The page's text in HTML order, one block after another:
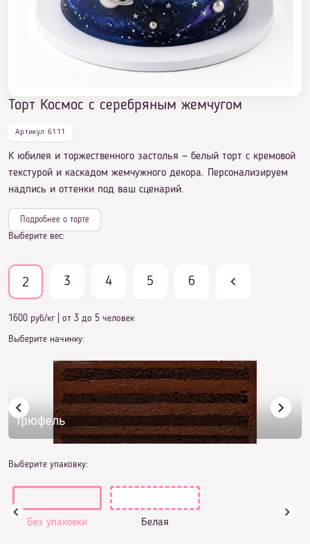
Торт Космос с серебряным жемчугом
Торт Космос с серебряным жемчугом
Артикул 6111
К юбилея и торжественного застолья — белый торт с кремовой
текстурой и каскадом жемчужного декора. Персонализируем
надпись и оттенки под ваш сценарий.
Подробнее о торте
Выберите вес:
2 3 4 5 6
1600 руб/кг от 3 до 5 человек
Выберите начинку:
Трюфель
Выберите упаковку:
Без упаковки Белая